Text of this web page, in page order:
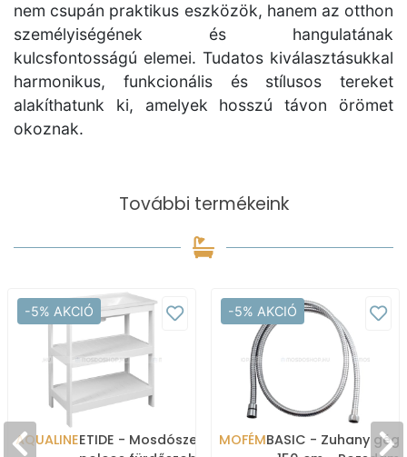
nem csupán praktikus eszközök, hanem az otthon
személyiségének és hangulatának
kulcsfontosságú elemei. Tudatos kiválasztásukkal
harmonikus, funkcionális és stílusos tereket
alakíthatunk ki, amelyek hosszú távon örömet
okoznak.
További termékeink
-5% AKCIÓ
AQUALINEETIDE - Mosdószekrény,
-5% AKCIÓ
MOFÉMBASIC - Zuhany